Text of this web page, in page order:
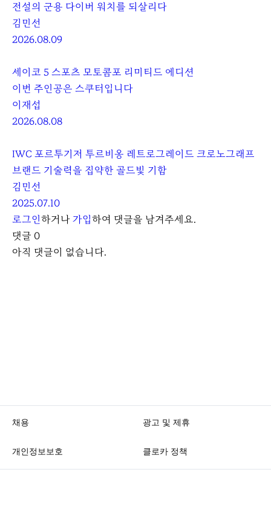
전설의 군용 다이버 워치를 되살리다
김민선
2026.08.09
세이코 5 스포츠 모토콤포 리미티드 에디션
이번 주인공은 스쿠터입니다
이재섭
2026.08.08
IWC 포르투기저 투르비옹 레트로그레이드 크로노그래프
브랜드 기술력을 집약한 골드빛 기함
김민선
2025.07.10
로그인하거나가입하여 댓글을 남겨주세요.
댓글 0
아직 댓글이 없습니다.
채용 광고 및 제휴
개인정보보호 클로카 정책